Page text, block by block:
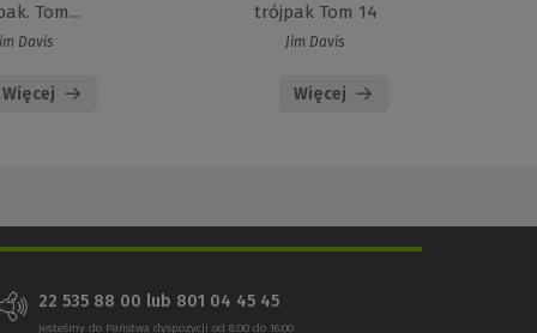
Tom...
Davis
Więcej
trójpak Tom 14
Jim Davis
Więcej
22 535 88 00 lub 801 04 45 45
Jesteśmy do Państwa dyspozycji od 8:00 do 16:00